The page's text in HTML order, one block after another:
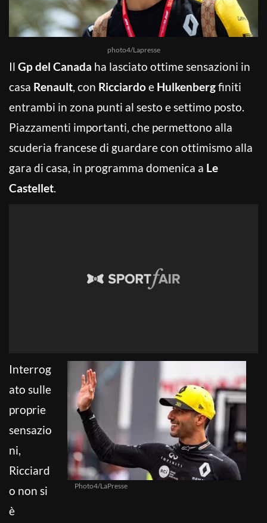
photo4/Lapresse
Il Gp del Canada ha lasciato ottime sensazioni in
casa Renault, con Ricciardoe Hulkenbergfiniti
entrambi in zona punti al sesto e settimo posto.
Piazzamenti importanti, che permettono alla
scuderia francese di guardare con ottimismo alla
gara di casa, in programma domenica a Le
Castellet.
Photo4/LaPresse
Interrog
ato sulle
proprie
sensazio
ni,
Ricciard
o non si
è